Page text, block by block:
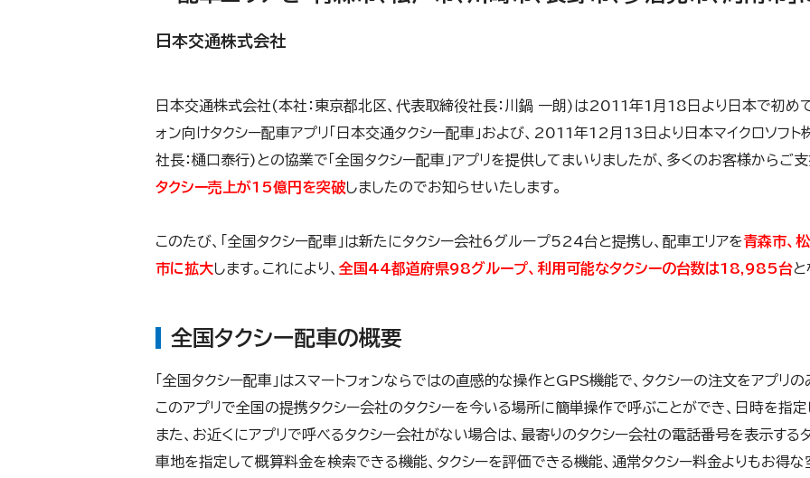
日本交通株式会社
日本交通株式会社(本社：東京都北区、代表取締役社長：川鍋 一朗)は2011年1月18日より日本で初め
ォン向けタクシー配車アプリ「日本交通タクシー配車」および、2011年12月13日より日本マイクロソフ
社長：樋口泰行)との協業で「全国タクシー配車」アプリを提供してまいりましたが、多くのお客様からご支
タクシー売上が15億円を突破しましたのでお知らせいたします。
このたび、「全国タクシー配車」は新たにタクシー会社6グループ524台と提携し、配車エリアを青森市、
市に拡大します。これにより、 全国44都道府県98グループ、利用可能なタクシーの台数は18,985台と
全国タクシー配車の概要
「全国タクシー配車」はスマートフォンならではの直感的な操作とGPS機能で、タクシーの注文をアプリ
このアプリで全国の提携タクシー会社のタクシーを今いる場所に簡単操作で呼ぶことができ、日時を指定
また、お近くにアプリで呼べるタクシー会社がない場合は、最寄りのタクシー会社の電話番号を表示する
車地を指定して概算料金を検索できる機能、タクシーを評価できる機能、通常タクシー料金よりもお得